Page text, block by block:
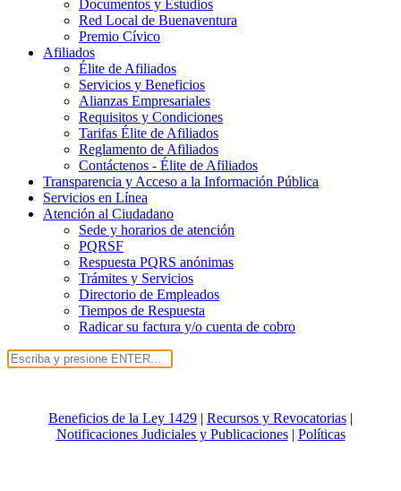
Documentos y Estudios
Red Local de Buenaventura
Premio Cívico
Afiliados
Élite de Afiliados
Servicios y Beneficios
Alianzas Empresariales
Requisitos y Condiciones
Tarifas Élite de Afiliados
Reglamento de Afiliados
Contáctenos - Élite de Afiliados
Transparencia y Acceso a la Información Pública
Servicios en Línea
Atención al Ciudadano
Sede y horarios de atención
PQRSF
Respuesta PQRS anónimas
Trámites y Servicios
Directorio de Empleados
Tiempos de Respuesta
Radicar su factura y/o cuenta de cobro
Beneficios de la Ley 1429 | Recursos y Revocatorias |
Notificaciones Judiciales y Publicaciones| Políticas